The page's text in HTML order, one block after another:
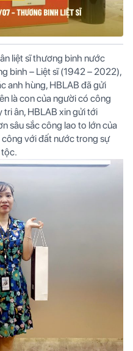
liệt sĩ thương binh nước
binh – Liệt sĩ (1942 – 2022),
anh hùng, HBLAB đã gửi
là con của người có công
ân, HBLAB xin gửi tới
sâu sắc công lao to lớn của
với đất nước trong sự